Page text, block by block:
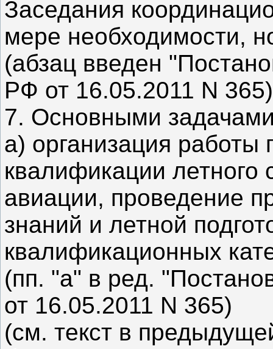
Заседания
мере необходимости,
(абзац введен
РФ от 16.05.2011 N 365)
7. Основными
а) организация
квалификации летного
авиации, проведение
знаний и летной
квалификационных
(пп. "а" в ред.
от 16.05.2011 N 365)
(см. текст в